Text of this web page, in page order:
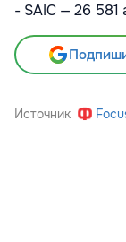
- SAIC — 26 581
Источник